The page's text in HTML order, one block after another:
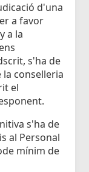
d'una
a favor
a la
s'ha de
conselleria
el
s'ha de
al Personal
mínim de